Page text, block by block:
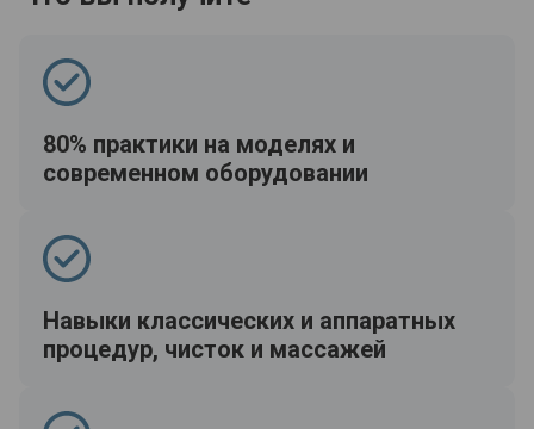
80% практики на моделях и
современном оборудовании
Навыки классических и аппаратных
процедур, чисток и массажей